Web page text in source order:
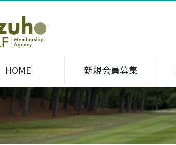
HOME 新規会員募集